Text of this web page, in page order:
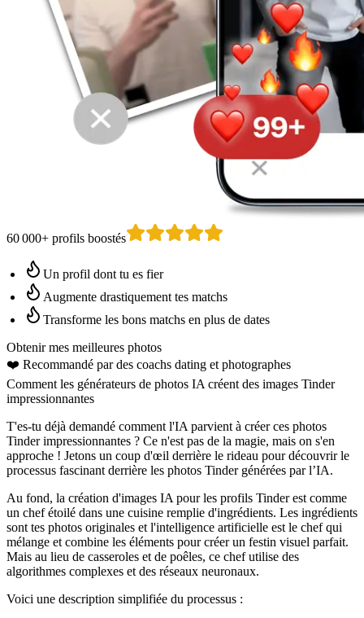
60 000+ profils boostés
Un profil dont tu es fier
Augmente drastiquement tes matchs
Transforme les bons matchs en plus de dates
Obtenir mes meilleures photos
❤️ Recommandé par des coachs dating et photographes
Comment les générateurs de photos IA créent des images Tinder
impressionnantes
T'es-tu déjà demandé comment l'IA parvient à créer ces photos
Tinder impressionnantes ? Ce n'est pas de la magie, mais on s'en
approche ! Jetons un coup d'œil derrière le rideau pour découvrir le
processus fascinant derrière les photos Tinder générées par l’IA.
Au fond, la création d'images IA pour les profils Tinder est comme
un chef étoilé dans une cuisine remplie d'ingrédients. Les ingrédients
sont tes photos originales et l'intelligence artificielle est le chef qui
mélange et combine les éléments pour créer un festin visuel parfait.
Mais au lieu de casseroles et de poêles, ce chef utilise des
algorithmes complexes et des réseaux neuronaux.
Voici une description simplifiée du processus :